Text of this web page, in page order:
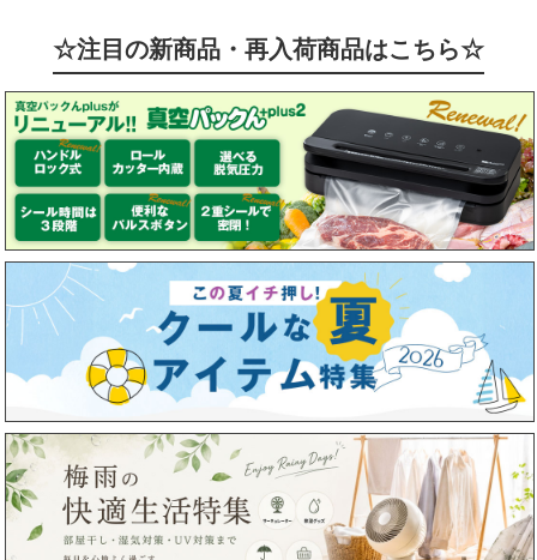
☆注目の新商品・再入荷商品はこちら☆